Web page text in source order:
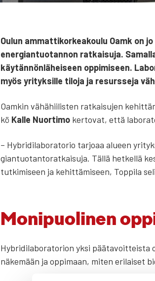
Oulun ammat­ti­kor­kea­kou­lu Oamk on
ener­gian­tuo­tan­non rat­kai­su­ja.
käy­tän­nön­lä­hei­seen oppi­mi­seen.
myös yri­tyk­sil­le tilo­ja ja resurs­se­ja
Oam­kin vähä­hii­lis­ten rat­kai­su­jen
kö Kal­le Nuor­ti­mo ker­to­vat, että
– Hybri­di­la­bo­ra­to­rio tar­jo­aa alu­een
gian­tuo­tan­to­rat­kai­su­ja. Täl­lä het­kel­lä
tut­ki­mi­seen ja kehit­tä­mi­seen, Top­pi­la
Moni­puo­li­nen
Hybri­di­la­bo­ra­to­rion yksi pää­ta­voit­teis­ta
näke­mään ja oppi­maan, miten eri­lai­set